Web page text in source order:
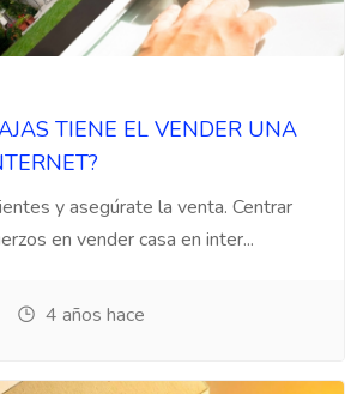
TIENE EL VENDER UNA
y asegúrate la venta. Centrar
en vender casa en inter...
4 años hace